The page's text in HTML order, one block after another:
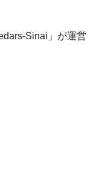
Sinai」が運営